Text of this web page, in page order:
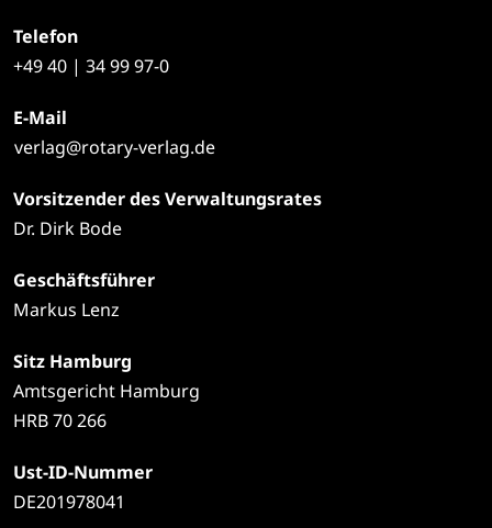
Telefon
+4940 | 34 99 97-0
E-Mail
verlag@rotary-verlag.de
Vorsitzender des Verwaltungsrates
Dr. Dirk Bode
Geschäftsführer
Markus Lenz
Sitz Hamburg
Amtsgericht Hamburg
HRB 70 266
Ust-ID-Nummer
DE201978041